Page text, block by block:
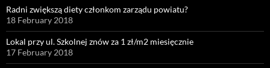
Radni zwiększą diety członkom zarządu powiatu?
18 February 2018
Lokal przy ul. Szkolnej znów za 1 zł/m2 miesięcznie
17 February 2018